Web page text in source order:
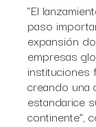
“El
paso
expansión
empresas
instituciones
creando una
estandarice
continente”,